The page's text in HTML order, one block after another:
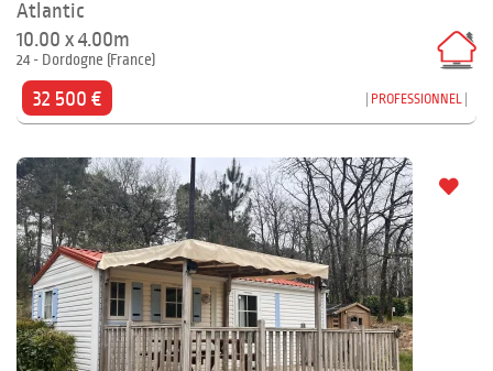
Atlantic
10.00 x 4.00m
24 - Dordogne (France)
32 500 € PROFESSIONNEL